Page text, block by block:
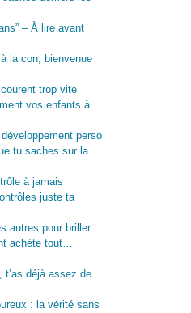
– À lire avant
la con, bienvenue
trop vite
vos enfants à
perso
tu saches sur la
à jamais
juste ta
autres pour briller.
achète tout…
t’as déjà assez de
: la vérité sans